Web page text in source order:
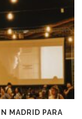
MADRID PARA